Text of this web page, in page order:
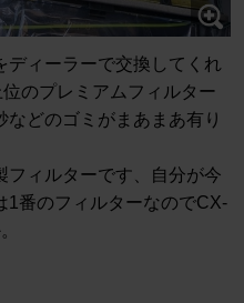
ディーラーで交換してくれ
のプレミアムフィルター
どのゴミがまあまあ有り
フィルターです、自分が今
1番のフィルターなのでCX-